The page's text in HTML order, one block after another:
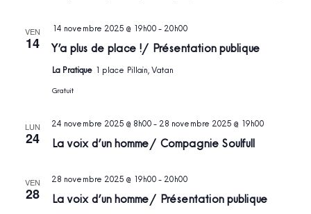
VEN
14 Y’a plus de place ! / Présentation publique
14 novembre 2025 @ 19h00- 20h00
La Pratique 1 place Pillain, Vatan
Gratuit
LUN
24 La voix d’un homme / Compagnie Soulfull
24 novembre 2025 @ 8h00- 28 novembre 2025 @ 19h00
VEN
28 La voix d’un homme / Présentation publique
28 novembre 2025 @ 19h00- 20h00